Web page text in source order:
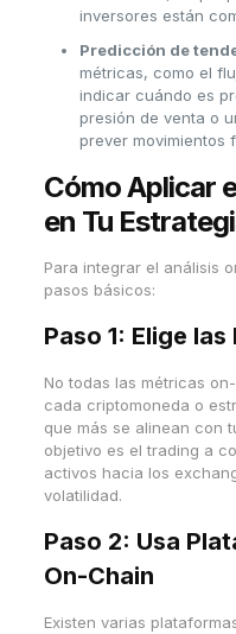
inversores están
Predicción de
métricas, como el
indicar cuándo es
presión de venta o
prever movimientos
Cómo Aplicar
en Tu
Para integrar el análisis
pasos básicos:
Paso 1: Elige
No todas las métricas
cada criptomoneda o
que más se alinean con
objetivo es el trading a
activos hacia los
volatilidad.
Paso 2: Usa
On-Chain
Existen varias